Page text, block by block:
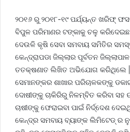
୨୦୧୬ ରୁ ୨୦୧୮-୧୯ ପର୍ଯ୍ୟନ୍ତ ଖରିଫ୍
ବିପୁଳ ପରିମାଣର ଟଙ୍କାକୁ ଚଳୁ
ଦେଉଳି କୃଷି ସେବା ସମବାୟ ସମିତିର
କେନ୍ଦ୍ରାପଡା ଜିଲ୍ଲାର ପୂର୍ବତନ ଜିଲ୍ଲାପାଳ
ତତକ୍ଷଣାତ ଲିଖିତ ଅଭିଯୋଗ କରିଥିଲେ |
ସେମାନଙ୍କର ଶାଖାର ପରିଚାଳକଙ୍କୁ
ଦୋଷୀଙ୍କୁ ଚାକିରିରୁ ନିଳମ୍ବିତ କରିବା ସହ
ଚାଷୀଙ୍କୁ ଫେରାଇବା ପାଇଁ ନିର୍ଦ୍ଦେଶ
କେନ୍ଦ୍ର ସମବାୟ ବ୍ୟାଙ୍କ ଲିମିଟେଡ୍ ର